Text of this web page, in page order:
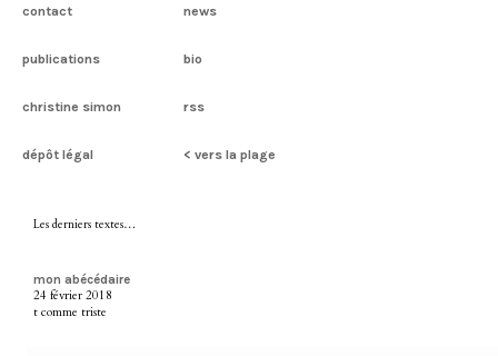
contact news
publications bio
christine simon rss
dépôt légal < vers la plage
Les derniers textes…
mon abécédaire
24 février 2018
t comme triste